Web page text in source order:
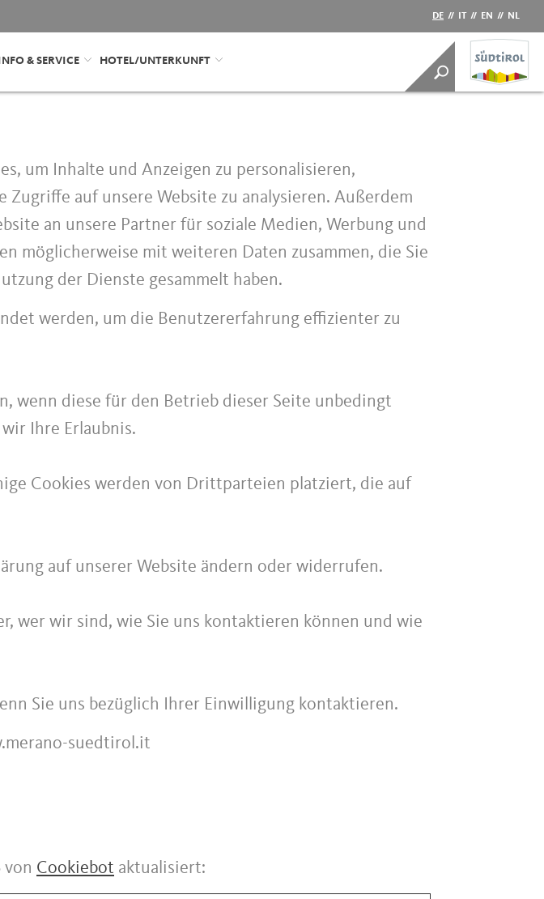
DE // IT // EN // NL
INFO & SERVICE HOTEL/UNTERKUNFT
um Inhalte und Anzeigen zu personalisieren,
auf unsere Website zu analysieren. Außerdem
an unsere Partner für soziale Medien, Werbung und
möglicherweise mit weiteren Daten zusammen, die Sie
der Dienste gesammelt haben.
werden, um die Benutzererfahrung effizienter zu
wenn diese für den Betrieb dieser Seite unbedingt
Ihre Erlaubnis.
Cookies werden von Drittparteien platziert, die auf
auf unserer Website ändern oder widerrufen.
wer wir sind, wie Sie uns kontaktieren können und wie
Sie uns bezüglich Ihrer Einwilligung kontaktieren.
suedtirol.it
von Cookiebot aktualisiert: